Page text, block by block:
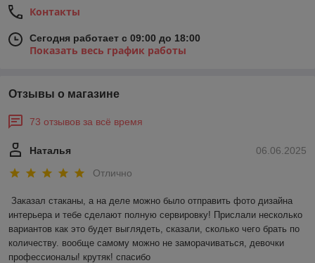
Контакты
Сегодня работает с 09:00 до 18:00
Показать весь график работы
Отзывы о магазине
73 отзывов за всё время
06.06.2025
Наталья
Отлично
Заказал стаканы, а на деле можно было отправить фото дизайна
интерьера и тебе сделают полную сервировку! Прислали несколько
вариантов как это будет выглядеть, сказали, сколько чего брать по
количеству. вообще самому можно не заморачиваться, девочки
профессионалы! крутяк! спасибо